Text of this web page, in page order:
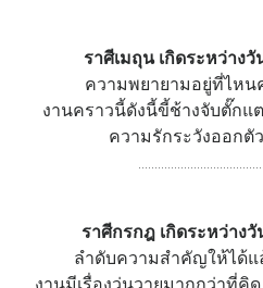
ราศีเมถุน เกิดระหว่าง
ความพยายามอยู่ที่ไหน
งานคราวนี้ดังนี้ขี้ช้างจับตั๊กแ
ความรักระวังออกตั
ราศีกรกฎ เกิดระหว่าง
ลำดับความสำคัญให้ได้แ